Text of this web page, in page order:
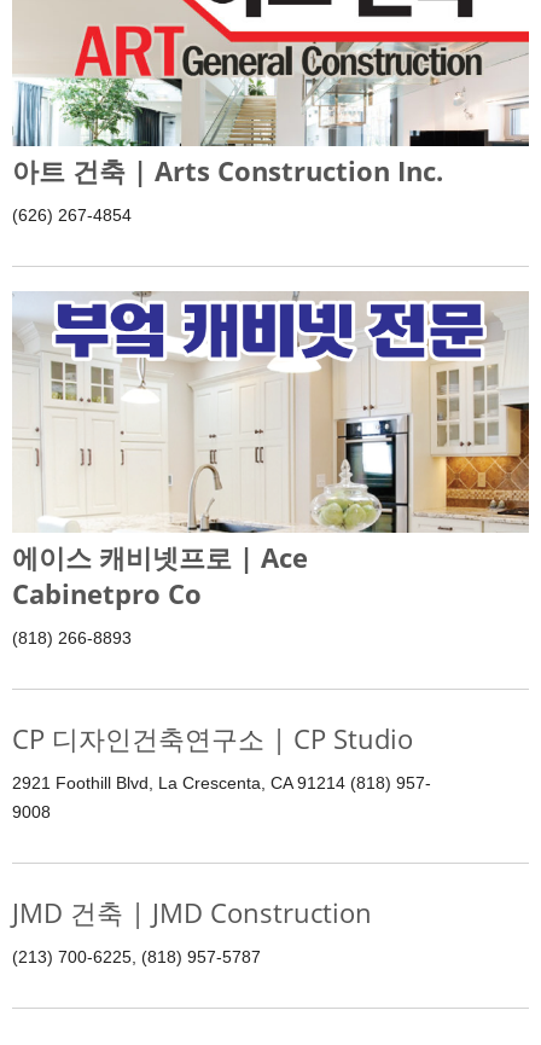
아트 건축 | Arts Construction Inc.
(626) 267-4854
에이스 캐비넷프로 | Ace
Cabinetpro Co
(818) 266-8893
CP 디자인건축연구소 | CP Studio
2921 Foothill Blvd, La Crescenta, CA 91214 (818) 957-
9008
JMD 건축 | JMD Construction
(213) 700-6225, (818) 957-5787